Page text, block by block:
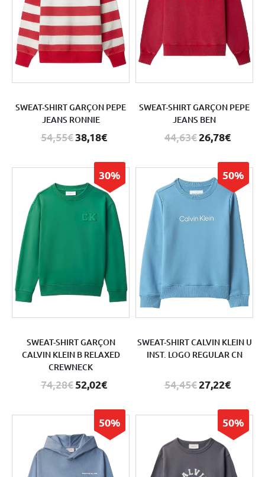
SWEAT-SHIRT GARÇON PEPE
JEANS RONNIE
54,55€38,18€
SWEAT-SHIRT GARÇON PEPE
JEANS BEN
44,63€26,78€
30%
SWEAT-SHIRT GARÇON
CALVIN KLEIN B RELAXED
CREWNECK
74,28€52,02€
50%
SWEAT-SHIRT CALVIN KLEIN U
INST. LOGO REGULAR CN
54,45€27,22€
50% 50%